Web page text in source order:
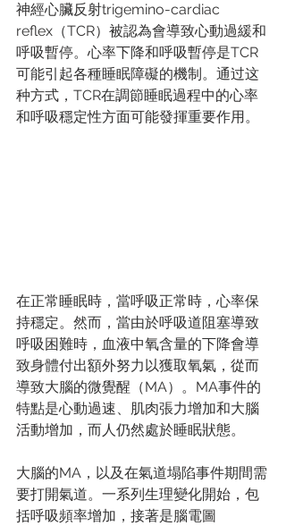
神經心臟反射trigemino-cardiac
reflex（TCR）被認為會導致心動過緩和
呼吸暫停。心率下降和呼吸暫停是TCR
可能引起各種睡眠障礙的機制。通过这
种方式，TCR在調節睡眠過程中的心率
和呼吸穩定性方面可能發揮重要作用。
在正常睡眠時，當呼吸正常時，心率保
持穩定。然而，當由於呼吸道阻塞導致
呼吸困難時，血液中氧含量的下降會導
致身體付出額外努力以獲取氧氣，從而
導致大腦的微覺醒（MA）。MA事件的
特點是心動過速、肌肉張力增加和大腦
活動增加，而人仍然處於睡眠狀態。
大腦的MA，以及在氣道塌陷事件期間需
要打開氣道。一系列生理變化開始，包
括呼吸頻率增加，接著是腦電圖